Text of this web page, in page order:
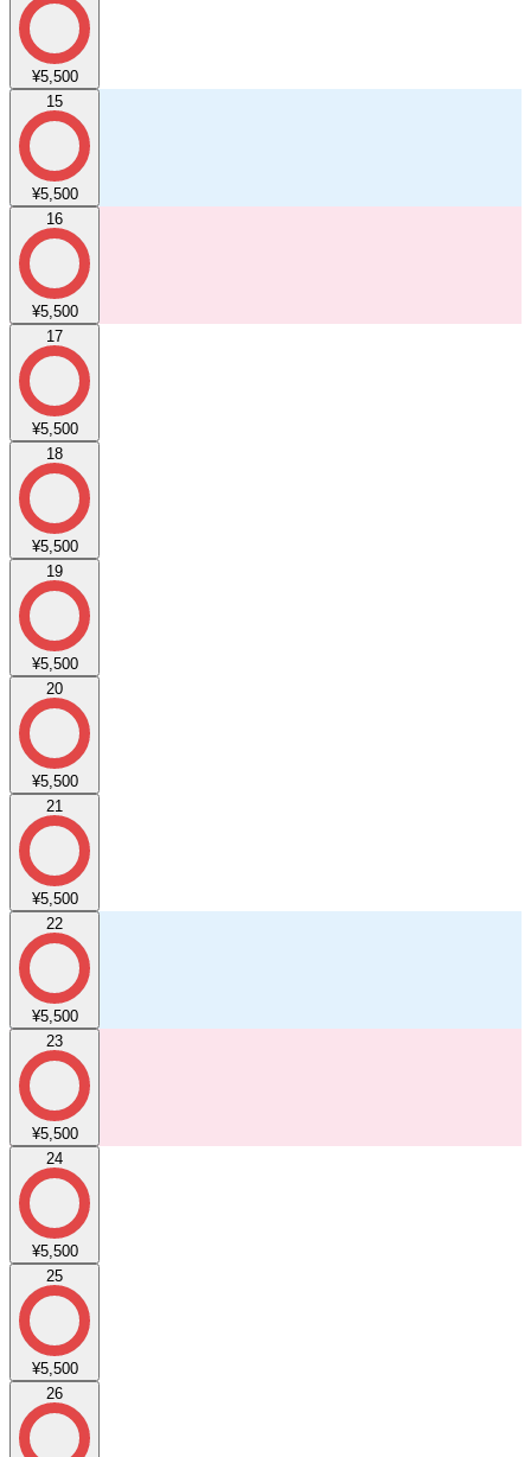
¥5,500
15
¥5,500
16
¥5,500
17
¥5,500
18
¥5,500
19
¥5,500
20
¥5,500
21
¥5,500
22
¥5,500
23
¥5,500
24
¥5,500
25
¥5,500
26